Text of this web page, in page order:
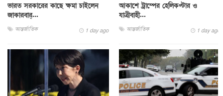
ভারত সরকারের কাছে ক্ষমা চাইলেন
জাকারবার্...
আন্তর্জাতিক 1 day ago
আকাশে ট্রাম্পের হেলিকপ্টার ও
যাত্রীবাহী...
আন্তর্জাতিক 1 day ago